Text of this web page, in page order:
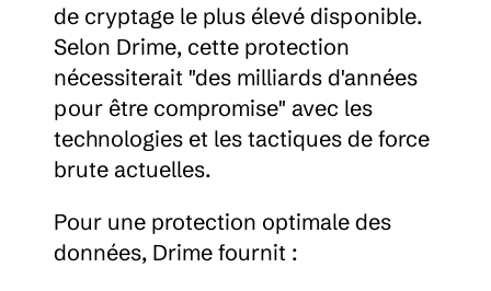
de cryptage le plus élevé disponible.
Selon Drime, cette protection
nécessiterait "des milliards d'années
pour être compromise" avec les
technologies et les tactiques de force
brute actuelles.
Pour une protection optimale des
données, Drime fournit :